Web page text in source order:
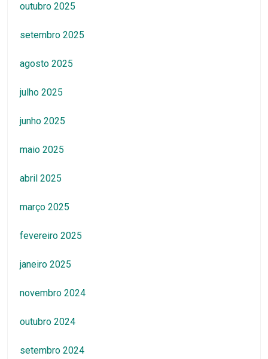
outubro 2025
setembro 2025
agosto 2025
julho 2025
junho 2025
maio 2025
abril 2025
março 2025
fevereiro 2025
janeiro 2025
novembro 2024
outubro 2024
setembro 2024